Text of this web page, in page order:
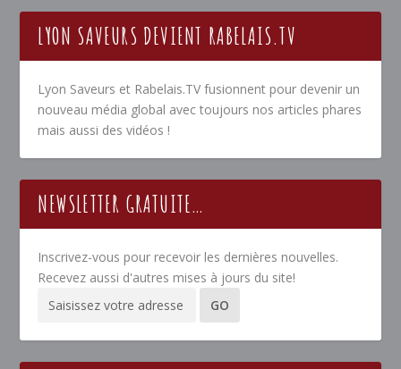
LYON SAVEURS DEVIENT RABELAIS.TV
Lyon Saveurs et Rabelais.TV fusionnent pour devenir un
nouveau média global avec toujours nos articles phares
mais aussi des vidéos !
NEWSLETTER GRATUITE…
Inscrivez-vous pour recevoir les dernières nouvelles.
Recevez aussi d'autres mises à jours du site!